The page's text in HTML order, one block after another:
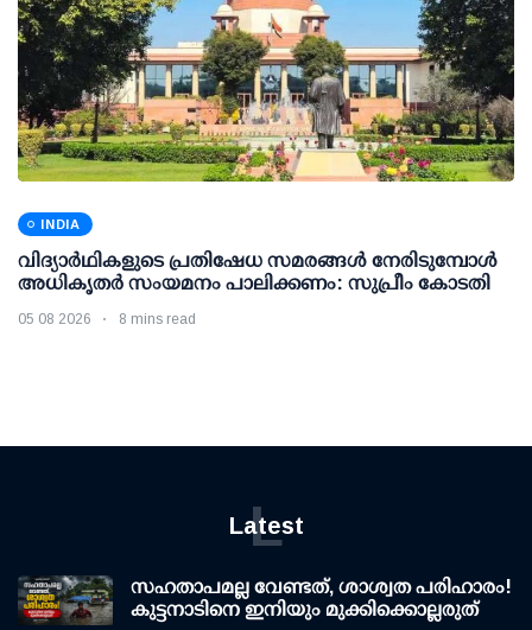
INDIA
വിദ്യാര്‍ഥികളുടെ പ്രതിഷേധ സമരങ്ങള്‍ നേരിടുമ്പോള്‍
അധികൃതര്‍ സംയമനം പാലിക്കണം: സുപ്രീം കോടതി
05 08 2026 8 mins read
Latest
L
സഹതാപമല്ല വേണ്ടത്, ശാശ്വത പരിഹാരം!
കുട്ടനാടിനെ ഇനിയും മുക്കിക്കൊല്ലരുത്